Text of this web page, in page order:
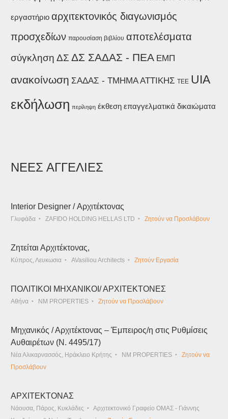
εργαστήριο αρχιτεκτονικός διαγωνισμός
προσχεδίων παρουσίαση βιβλίου αποτελέσματα
σύγκληση ΔΣ ΔΣ ΣΑΔΑΣ - ΠΕΑ ΕΜΠ
ανακοίνωση ΣΑΔΑΣ - ΤΜΗΜΑ ΑΤΤΙΚΗΣ ΤΕΕ UIA
εκδήλωση περίληψη έκθεση επαγγελματικά δικαιώματα
ΝΕΕΣ ΑΓΓΕΛΙΕΣ
Interior Designer / Αρχιτέκτονας
Γλυφάδα ZAFIDO HOLDING HELLAS LTD Ζητούν να Προσλάβουν
Ζητείται Αρχιτέκτονας,
Κύπρος, Λευκωσια AVasiliou Architects Ζητούν Εργασία
ΠΟΛΙΤΙΚΟΙ ΜΗΧΑΝΙΚΟΙ/ ΑΡΧΙΤΕΚΤΟΝΕΣ
Αθήνα NM PROPERTIES Ζητούν να Προσλάβουν
Μηχανικός / Αρχιτέκτονας – Έμπειρος/η στις Ρυθμίσεις
Αυθαιρέτων (Ν. 4495/17)
Νέα Αλικαρνασσός, Ηράκλειο Κρήτης NM PROPERTIES
Ζητούν να
Προσλάβουν
ΑΡΧΙΤΕΚΤΟΝΑΣ
Νάουσα, Πάρος, Κυκλάδες
Αρχιτεκτονικό Γραφείο ΟΜΑΣ - Γιάννης